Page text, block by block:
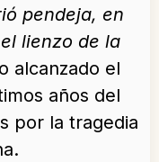
pendeja, en
lienzo de la
alcanzado el
años del
por la tragedia